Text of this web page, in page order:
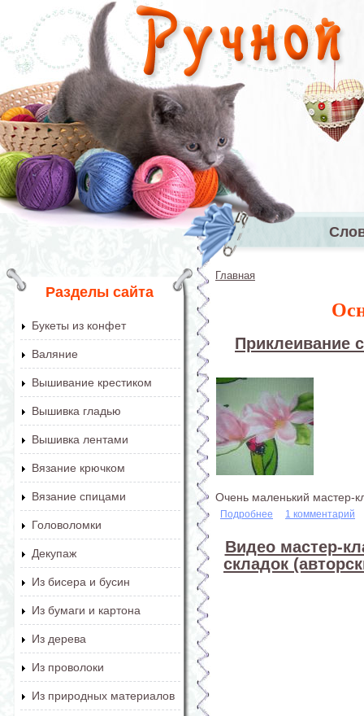
Перейти к основному содержанию
Главное
Разделы сайта
Букеты из конфет
Валяние
Вышивание крестиком
Вышивка гладью
Вышивка лентами
Вязание крючком
Вязание спицами
Головоломки
Декупаж
Из бисера и бусин
Из бумаги и картона
Из дерева
Из проволоки
Из природных материалов
Главная
Приклеивание
Очень маленький мастер-
Подробнее о Приклеивание
1 комментарий
Видео мастер-
складок